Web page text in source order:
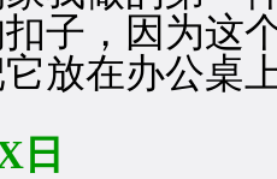
子，因为这
放在办公桌
日